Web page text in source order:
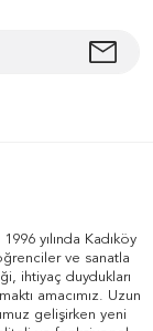
yılında Kadıköy
ve sanatla
ihtiyaç duydukları
amacımız. Uzun
gelişirken yeni